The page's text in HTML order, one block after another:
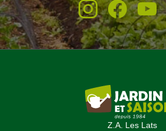
Z.A. Les Lats